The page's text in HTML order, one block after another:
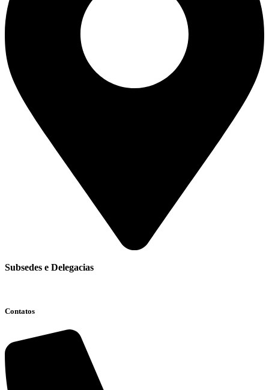
Subsedes e Delegacias
Contatos